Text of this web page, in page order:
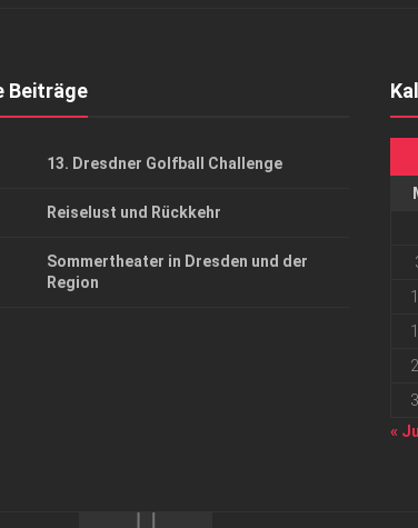
Beiträge
13. Dresdner Golfball Challenge
Reiselust und Rückkehr
Sommertheater in Dresden und der
Region
«